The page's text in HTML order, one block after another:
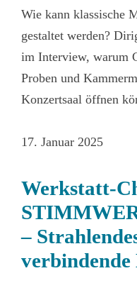
Wie kann klassische
gestaltet werden?
im Interview, warum
Proben und
Konzertsaal öffnen
17. Januar 2025
Werkstatt-
–